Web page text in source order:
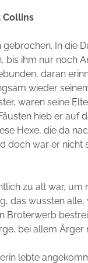
Collins
In die
bis ihm nur noch
daran
wieder
waren seine
hieb er auf
Hexe, die da
doch war er nicht
zu alt war, um
das wussten
Broterwerb
bei allem Ärger
lebte